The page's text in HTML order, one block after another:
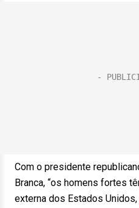
Com o presidente
Branca, “os homens fortes
externa dos Estados